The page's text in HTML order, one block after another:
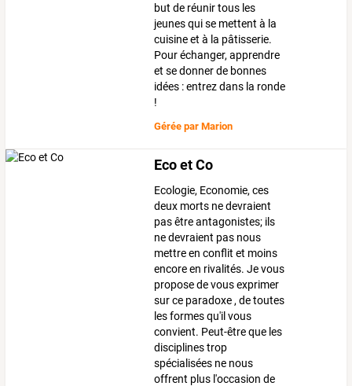
but de réunir tous les
jeunes qui se mettent à la
cuisine et à la pâtisserie.
Pour échanger, apprendre
et se donner de bonnes
idées : entrez dans la ronde
!
Gérée parMarion
Eco et Co
Ecologie, Economie, ces
deux morts ne devraient
pas être antagonistes; ils
ne devraient pas nous
mettre en conflit et moins
encore en rivalités. Je vous
propose de vous exprimer
sur ce paradoxe , de toutes
les formes qu'il vous
convient. Peut-être que les
disciplines trop
spécialisées ne nous
offrent plus l'occasion de